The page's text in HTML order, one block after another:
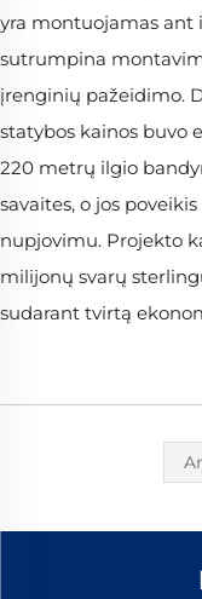
yra montuojamas ant
sutrumpina
įrenginių pažeidimo.
statybos kainos buvo
220 metrų ilgio
savaites, o jos
nupjovimu. Projekto
milijonų svarų
sudarant tvirtą